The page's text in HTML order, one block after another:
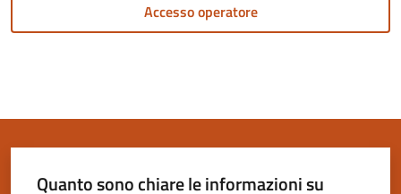
gli
Accesso operatore
Quanto sono chiare le informazioni su